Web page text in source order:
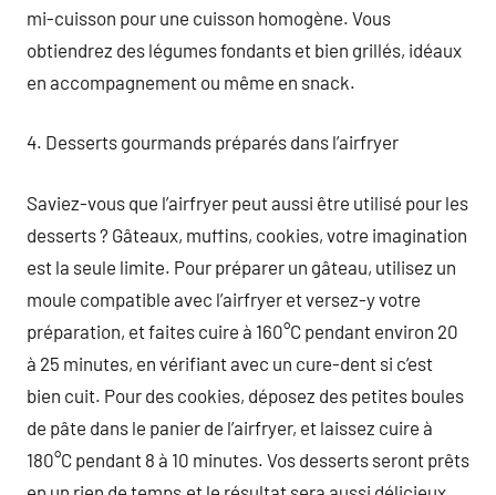
mi-cuisson pour une cuisson homogène. Vous
obtiendrez des légumes fondants et bien grillés, idéaux
en accompagnement ou même en snack.
4. Desserts gourmands préparés dans l’airfryer
Saviez-vous que l’airfryer peut aussi être utilisé pour les
desserts ? Gâteaux, muffins, cookies, votre imagination
est la seule limite. Pour préparer un gâteau, utilisez un
moule compatible avec l’airfryer et versez-y votre
préparation, et faites cuire à 160°C pendant environ 20
à 25 minutes, en vérifiant avec un cure-dent si c’est
bien cuit. Pour des cookies, déposez des petites boules
de pâte dans le panier de l’airfryer, et laissez cuire à
180°C pendant 8 à 10 minutes. Vos desserts seront prêts